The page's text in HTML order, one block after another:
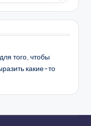
того, чтобы
какие-то